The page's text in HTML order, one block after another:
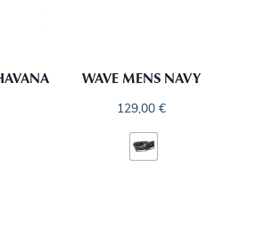
WAVE MENS NAVY
129,00€